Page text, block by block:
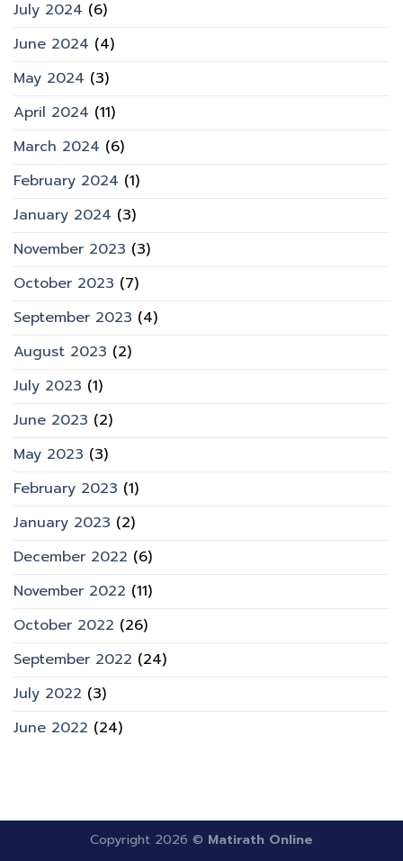
July 2024 (6)
June 2024 (4)
May 2024 (3)
April 2024 (11)
March 2024 (6)
February 2024 (1)
January 2024 (3)
November 2023 (3)
October 2023 (7)
September 2023 (4)
August 2023 (2)
July 2023 (1)
June 2023 (2)
May 2023 (3)
February 2023 (1)
January 2023 (2)
December 2022 (6)
November 2022 (11)
October 2022 (26)
September 2022 (24)
July 2022 (3)
June 2022 (24)
Copyright 2026 © Matirath Online